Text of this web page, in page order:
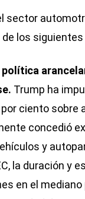
sector
los
política
Trump ha
ciento sobre
concedió
y
la duración y
en el mediano